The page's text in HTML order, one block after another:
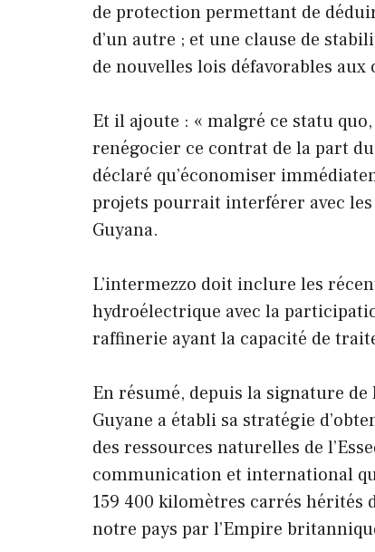
de protection permettant de
d’un autre ; et une clause de
de nouvelles lois défavorables
Et il ajoute : « malgré ce statu
renégocier ce contrat de la part
déclaré qu’économiser
projets pourrait interférer avec les
Guyana.
L’intermezzo doit inclure les
hydroélectrique avec la
raffinerie ayant la capacité de
En résumé, depuis la signature
Guyane a établi sa stratégie
des ressources naturelles de
communication et international
159 400 kilomètres carrés hérités
notre pays par l’Empire